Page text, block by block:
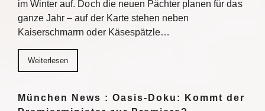
im Winter auf. Doch die neuen Pächter planen für das
ganze Jahr – auf der Karte stehen neben
Kaiserschmarrn oder Käsespätzle…
Weiterlesen
München News : Oasis-Doku: Kommt der